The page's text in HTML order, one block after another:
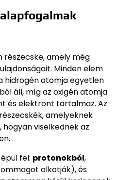
részecske, amely még
Minden elem
hidrogén atomja egyetlen
áll, míg az oxigén atomja
és elektront tartalmaz. Az
amelyeknek
viselkednek az
fel: protonokból,
alkotják), és